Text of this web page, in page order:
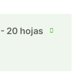
20 hojas